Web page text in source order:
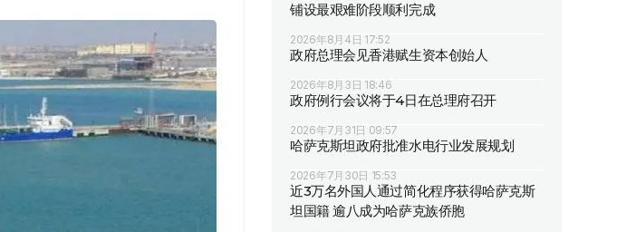
铺设最艰难阶段顺利完成
2026年8月4日 17:52
政府总理会见香港赋生资本创始人
2026年8月3日 18:46
政府例行会议将于4日在总理府召开
2026年7月31日 09:57
哈萨克斯坦政府批准水电行业发展规划
2026年7月30日 15:53
近3万名外国人通过简化程序获得哈萨克斯
坦国籍 逾八成为哈萨克族侨胞